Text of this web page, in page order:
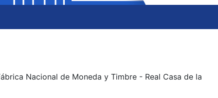
Nacional de Moneda y Timbre - Real Casa de la